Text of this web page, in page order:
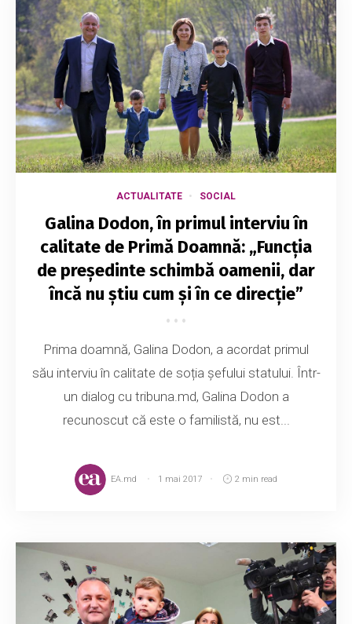
ACTUALITATE SOCIAL
Galina Dodon, în primul interviu în
calitate de Primă Doamnă: „Funcția
de președinte schimbă oamenii, dar
încă nu știu cum și în ce direcție”
Prima doamnă, Galina Dodon, a acordat primul
său interviu în calitate de soția șefului statului. Într-
un dialog cu tribuna.md, Galina Dodon a
recunoscut că este o familistă, nu est...
EA.md 1 mai 2017 2 min read